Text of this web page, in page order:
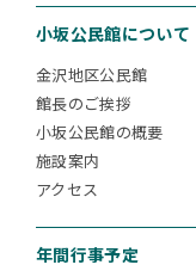
小坂公民館について
金沢地区公民館
館長のご挨拶
小坂公民館の概要
施設案内
アクセス
年間行事予定